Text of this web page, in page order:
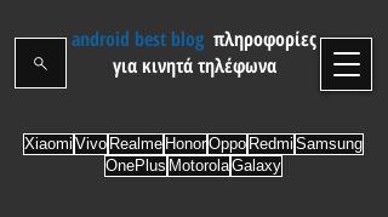
android best blog πληροφορίες
για κινητά τηλέφωνα
Xiaomi Vivo Realme HonorOppo Redmi Samsung
OnePlus MotorolaGalaxy